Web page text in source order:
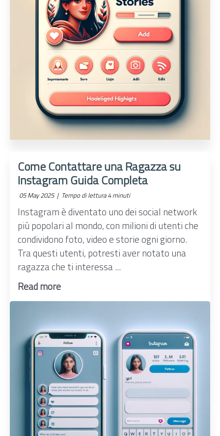
Come Contattare una Ragazza su
Instagram Guida Completa
05 May 2025 | Tempo di lettura 4 minuti
Instagram è diventato uno dei social network
più popolari al mondo, con milioni di utenti che
condividono foto, video e storie ogni giorno.
Tra questi utenti, potresti aver notato una
ragazza che ti interessa ...
Read more